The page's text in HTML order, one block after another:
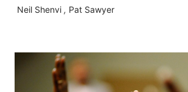
Neil Shenvi , Pat Sawyer